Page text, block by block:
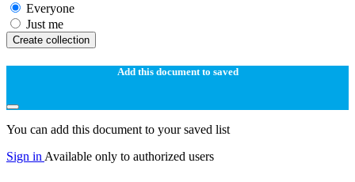
Everyone
Just me
Create collection
Add this document to saved
You can add this document to your saved list
Sign in Available only to authorized users